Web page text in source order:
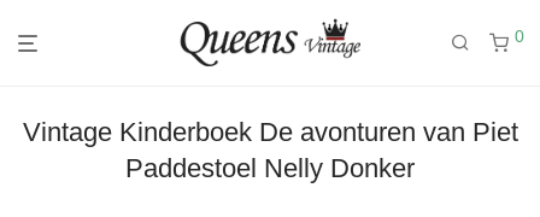
0
Vintage Kinderboek De avonturen van Piet
Paddestoel Nelly Donker